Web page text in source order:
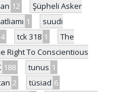
12
Şüpheli Asker
1
suudi
4 tck 318 1
The
Right To Conscientious
188 tunus 1
2 tüsiad 6